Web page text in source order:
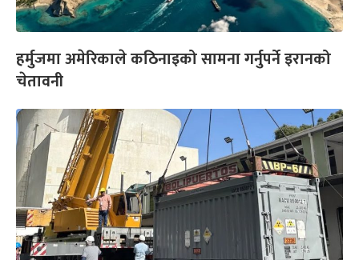
हर्मुजमा अमेरिकाले कठिनाइको सामना गर्नुपर्ने इरानको
चेतावनी